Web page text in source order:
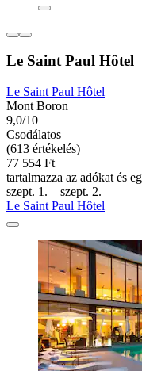
Le Saint Paul Hôtel
Le Saint Paul Hôtel
Mont Boron
9,0/10
Csodálatos
(613 értékelés)
77 554 Ft
tartalmazza az adókat és
szept. 1. – szept. 2.
Le Saint Paul Hôtel